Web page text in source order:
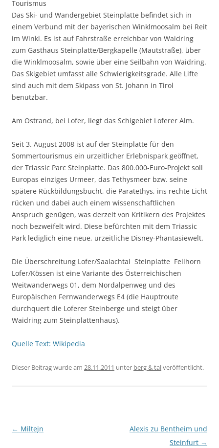
Tourismus
Das Ski- und Wandergebiet Steinplatte befindet sich in
einem Verbund mit der bayerischen Winklmoosalm bei Reit
im Winkl. Es ist auf Fahrstraße erreichbar von Waidring
zum Gasthaus Steinplatte/Bergkapelle (Mautstraße), über
die Winklmoosalm, sowie über eine Seilbahn von Waidring.
Das Skigebiet umfasst alle Schwierigkeitsgrade. Alle Lifte
sind auch mit dem Skipass von St. Johann in Tirol
benutzbar.
Am Ostrand, bei Lofer, liegt das Schigebiet Loferer Alm.
Seit 3. August 2008 ist auf der Steinplatte für den
Sommertourismus ein urzeitlicher Erlebnispark geöffnet,
der Triassic Parc Steinplatte. Das 800.000-Euro-Projekt soll
Europas einziges Urmeer, das Tethysmeer bzw. seine
spätere Rückbildungsbucht, die Paratethys, ins rechte Licht
rücken und dabei auch einem wissenschaftlichen
Anspruch genügen, was derzeit von Kritikern des Projektes
noch bezweifelt wird. Diese befürchten mit dem Triassic
Park lediglich eine neue, urzeitliche Disney-Phantasiewelt.
Die Überschreitung Lofer/Saalachtal  Steinplatte  Fellhorn 
Lofer/Kössen ist eine Variante des Österreichischen
Weitwanderwegs 01, dem Nordalpenweg und des
Europäischen Fernwanderwegs E4 (die Hauptroute
durchquert die Loferer Steinberge und steigt über
Waidring zum Steinplattenhaus).
Quelle Text: Wikipedia
Dieser Beitrag wurde am 28.11.2011 unter berg & talveröffentlicht.
Beitragsnavigation
← Miltejn
Alexis zu Bentheim und
Steinfurt →